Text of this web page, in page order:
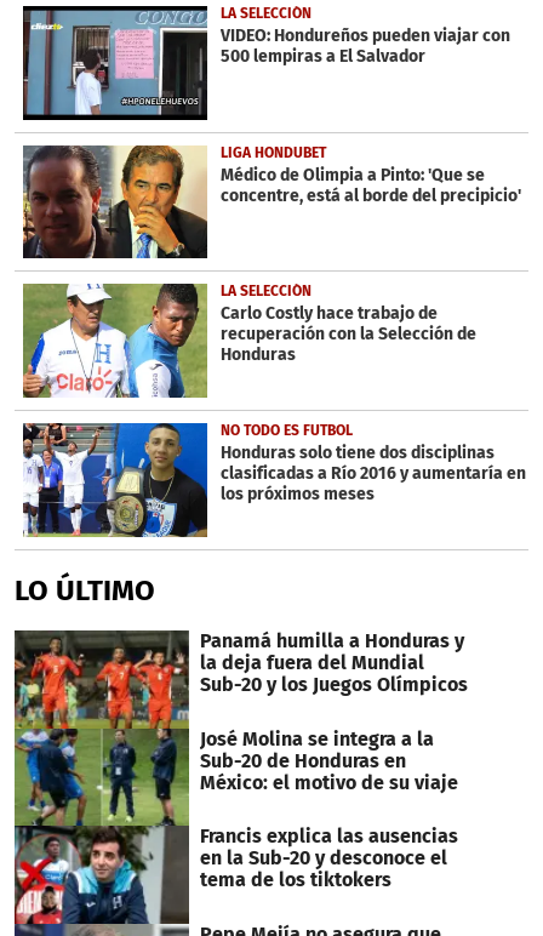
LA SELECCIÓN
VIDEO: Hondureños pueden viajar con
500 lempiras a El Salvador
LIGA HONDUBET
Médico de Olimpia a Pinto: 'Que se
concentre, está al borde del precipicio'
LA SELECCIÓN
Carlo Costly hace trabajo de
recuperación con la Selección de
Honduras
NO TODO ES FUTBOL
Honduras solo tiene dos disciplinas
clasificadas a Río 2016 y aumentaría en
los próximos meses
LO ÚLTIMO
Panamá humilla a Honduras y
la deja fuera del Mundial
Sub-20 y los Juegos Olímpicos
José Molina se integra a la
Sub-20 de Honduras en
México: el motivo de su viaje
Francis explica las ausencias
en la Sub-20 y desconoce el
tema de los tiktokers